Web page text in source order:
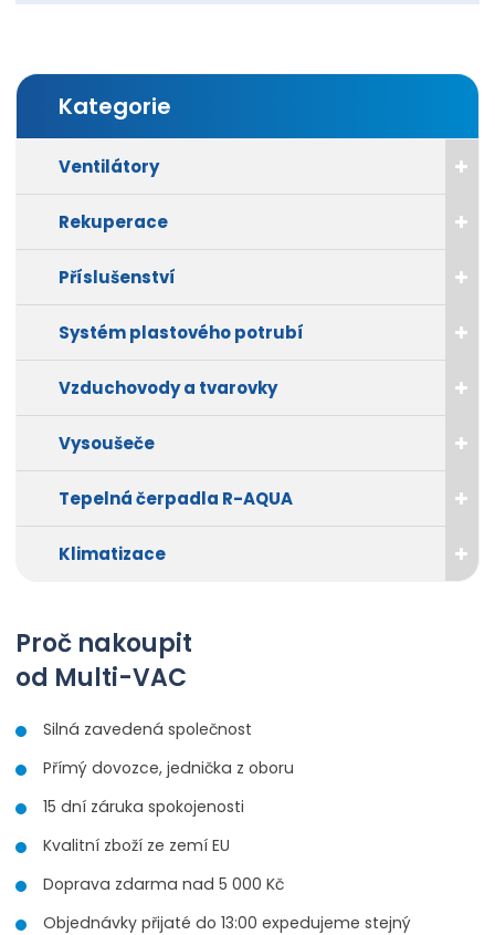
Kategorie
Ventilátory
Rekuperace
Příslušenství
Systém plastového potrubí
Vzduchovody a tvarovky
Vysoušeče
Tepelná čerpadla R-AQUA
Klimatizace
Proč nakoupit
od Multi-VAC
Silná zavedená společnost
Přímý dovozce, jednička z oboru
15 dní záruka spokojenosti
Kvalitní zboží ze zemí EU
Doprava zdarma nad 5 000 Kč
Objednávky přijaté do 13:00 expedujeme stejný